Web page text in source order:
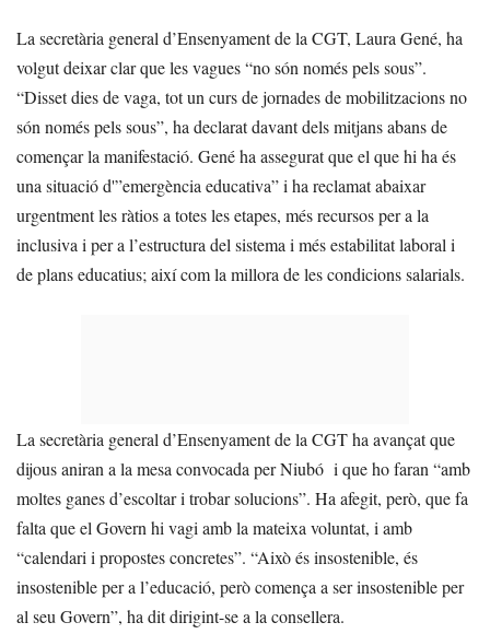
La secretària general d’Ensenyament de la CGT, Laura Gené, ha
volgut deixar clar que les vagues “no són només pels sous”.
“Disset dies de vaga, tot un curs de jornades de mobilitzacions no
són només pels sous”, ha declarat davant dels mitjans abans de
començar la manifestació. Gené ha assegurat que el que hi ha és
una situació d'”emergència educativa” i ha reclamat abaixar
urgentment les ràtios a totes les etapes, més recursos per a la
inclusiva i per a l’estructura del sistema i més estabilitat laboral i
de plans educatius; així com la millora de les condicions salarials.
La secretària general d’Ensenyament de la CGT ha avançat que
dijous aniran a la mesa convocada per Niubó i que ho faran “amb
moltes ganes d’escoltar i trobar solucions”. Ha afegit, però, que fa
falta que el Govern hi vagi amb la mateixa voluntat, i amb
“calendari i propostes concretes”. “Això és insostenible, és
insostenible per a l’educació, però comença a ser insostenible per
al seu Govern”, ha dit dirigint-se a la consellera.